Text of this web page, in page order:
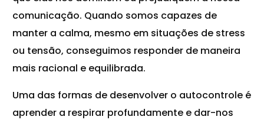
comunicação. Quando somos capazes de
manter a calma, mesmo em situações de stress
ou tensão, conseguimos responder de maneira
mais racional e equilibrada.
Uma das formas de desenvolver o autocontrole é
aprender a respirar profundamente e dar-nos